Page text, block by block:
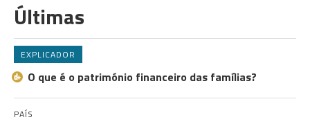
Últimas
EXPLICADOR
O que é o património financeiro das famílias?
PAÍS